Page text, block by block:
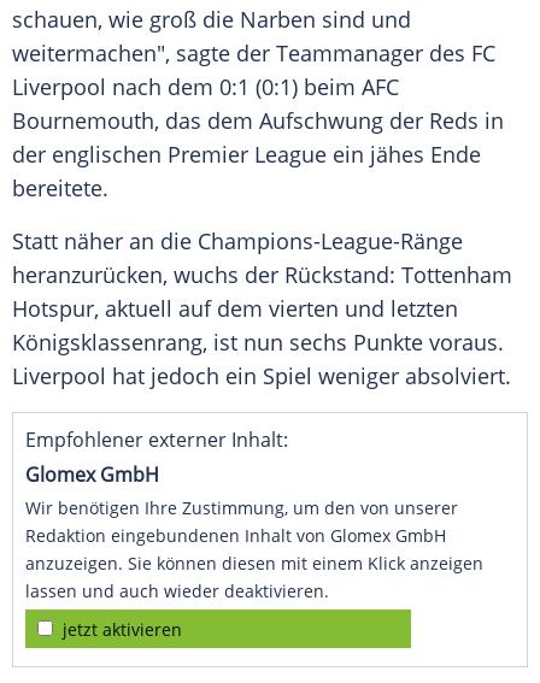
schauen, wie groß die Narben sind und
weitermachen", sagte der Teammanager des FC
Liverpool nach dem 0:1 (0:1) beim AFC
Bournemouth, das dem Aufschwung der Reds in
der englischen Premier League ein jähes Ende
bereitete.
Statt näher an die Champions-League-Ränge
heranzurücken, wuchs der Rückstand: Tottenham
Hotspur, aktuell auf dem vierten und letzten
Königsklassenrang, ist nun sechs Punkte voraus.
Liverpool hat jedoch ein Spiel weniger absolviert.
Empfohlener externer Inhalt:
Glomex GmbH
Wir benötigen Ihre Zustimmung, um den von unserer
Redaktion eingebundenen Inhalt von Glomex GmbH
anzuzeigen. Sie können diesen mit einem Klick anzeigen
lassen und auch wieder deaktivieren.
jetzt aktivieren